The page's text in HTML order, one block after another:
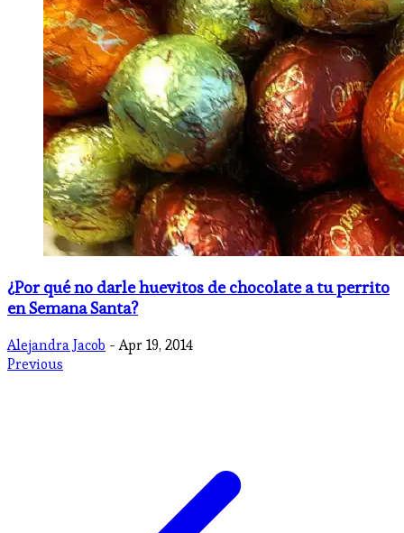
¿Por qué no darle huevitos de chocolate a tu perrito
en Semana Santa?
Alejandra Jacob - Apr 19, 2014
Previous